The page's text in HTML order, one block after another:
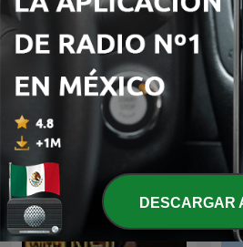
Diego Ruzzarin
DESCARGAR